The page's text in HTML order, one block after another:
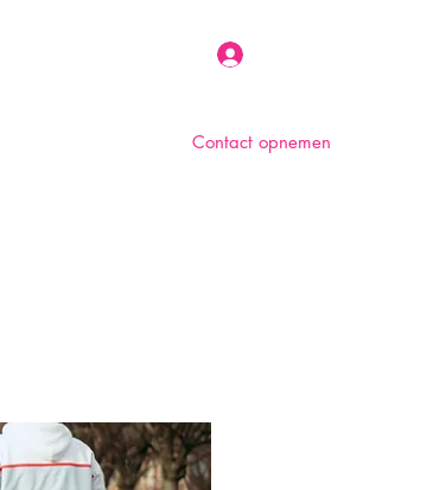
Contact opnemen